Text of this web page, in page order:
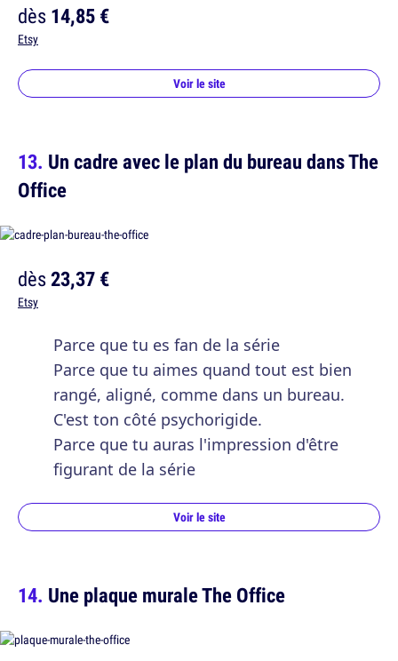
dès14,85 €
Etsy
Voir le site
Un cadre avec le plan du bureau dans The
Office
dès23,37 €
Etsy
Parce que tu es fan de la série
Parce que tu aimes quand tout est bien
rangé, aligné, comme dans un bureau.
C'est ton côté psychorigide.
Parce que tu auras l'impression d'être
figurant de la série
Voir le site
Une plaque murale The Office